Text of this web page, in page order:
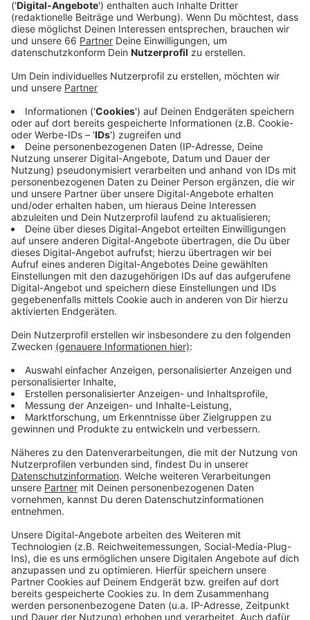
Veröffentlicht:Donnerstag, 30.11.2023 16:36
Anzeige
Vom Hausärzteverband heißt es, dass sich die
elektronische Krankschreibung gut in den Düsseldorfer
Praxen etabliert hätte. Die anfängliche Skepsis sei
verschwunden. Kritisiert wird dagegen die teils
mangelnde Akzeptanz auf Arbeitgeberseite. Nach wie
vor würden einige Arbeitgeber von ihren
Mitarbeiterinnen und Mitarbeitern den analogen
„gelben Schein“ verlangen. Dies würde für Ärzte vor
allem einen unentgeltlichen Mehraufwand bedeuten.
Ab Januar gilt auch eine weitere Neuerung im
Gesundheitsbereich: Ab dem neuen Jahr sollen Ärzte
dazu verpflichtet sein, gesetzlich Versicherten ein E-
Rezept auszustellen.
Weitere Infos und Links zum Thema:
Anzeige
Zur Pressemitteilung zum Thema
Ab Januar 2024 Pflicht: So funktioniert das E-Rezept